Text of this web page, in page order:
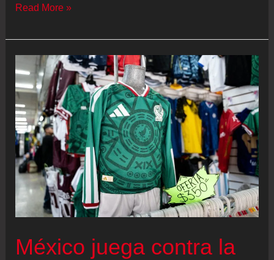
Estados
–
Paraguay,
en
vivo
|
Mauricio
descuenta
para
los
paraguayos,
no
Read More »
México juega contra la